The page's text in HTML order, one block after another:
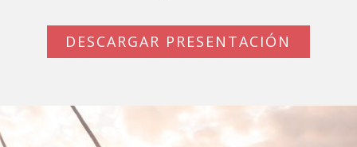
DESCARGAR PRESENTACIÓN